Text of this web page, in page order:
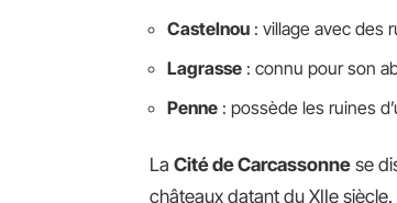
Castelnou : village avec des
Lagrasse : connu pour son
Penne : possède les ruines
La Cité de Carcassonne se
châteaux datant du XIIe